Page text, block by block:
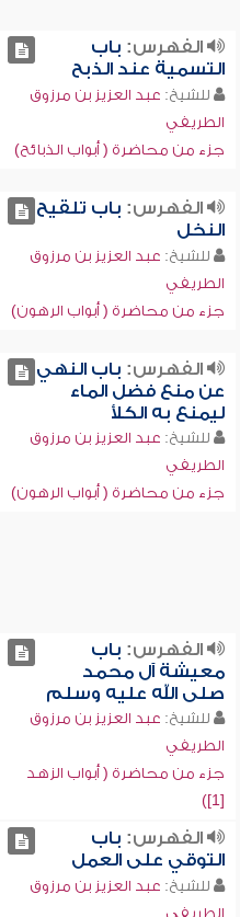
الفهرس: باب
التسمية عند الذبح
للشيخ: عبد العزيز بن مرزوق
الطريفي
جزء من محاضرة ( أبواب الذبائح)
الفهرس: باب تلقيح
النخل
للشيخ: عبد العزيز بن مرزوق
الطريفي
جزء من محاضرة ( أبواب الرهون)
الفهرس: باب النهي
عن منع فضل الماء
ليمنع به الكلأ
للشيخ: عبد العزيز بن مرزوق
الطريفي
جزء من محاضرة ( أبواب الرهون)
الفهرس: باب
معيشة آل محمد
صلى الله عليه وسلم
للشيخ: عبد العزيز بن مرزوق
الطريفي
جزء من محاضرة ( أبواب الزهد
[1])
الفهرس: باب
التوقي على العمل
للشيخ: عبد العزيز بن مرزوق
الطريفي